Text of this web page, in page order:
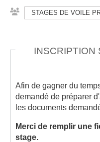
STAGES DE VOILE
INSCRIPTION
Afin de gagner du
demandé de préparer
les documents
Merci de remplir une
stage.